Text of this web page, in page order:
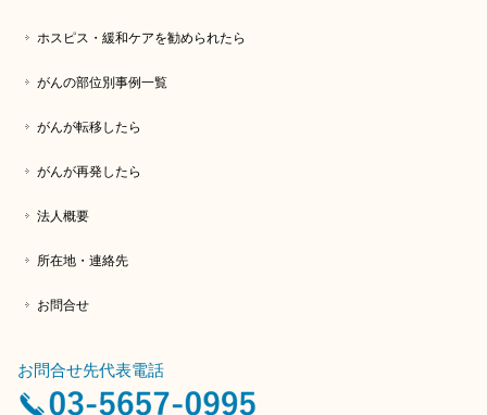
ホスピス・緩和ケアを勧められたら
がんの部位別事例一覧
がんが転移したら
がんが再発したら
法人概要
所在地・連絡先
お問合せ
お問合せ先代表電話